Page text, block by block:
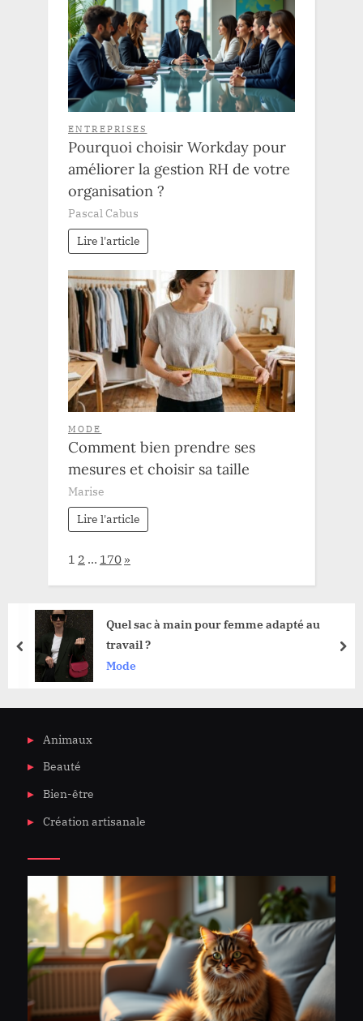
ENTREPRISES
Pourquoi choisir Workday pour
améliorer la gestion RH de votre
organisation ?
Pascal Cabus
Lire l'article
MODE
Comment bien prendre ses
mesures et choisir sa taille
Marise
Lire l'article
Page:
1 2 … 170 Next
»
Quel sac à main pour femme adapté au
travail ?
Mode
prev
Animaux
Beauté
Bien-être
Création artisanale